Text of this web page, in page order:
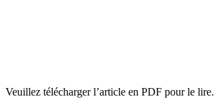
Veuillez télécharger l’article en PDF pour le lire.